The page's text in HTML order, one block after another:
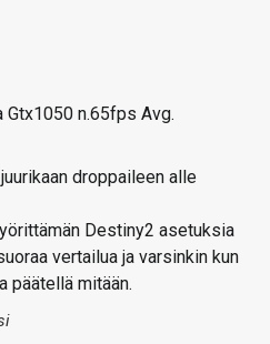
n.65fps Avg.
droppaileen alle
Destiny2 asetuksia
vertailua ja varsinkin kun
päätellä mitään.